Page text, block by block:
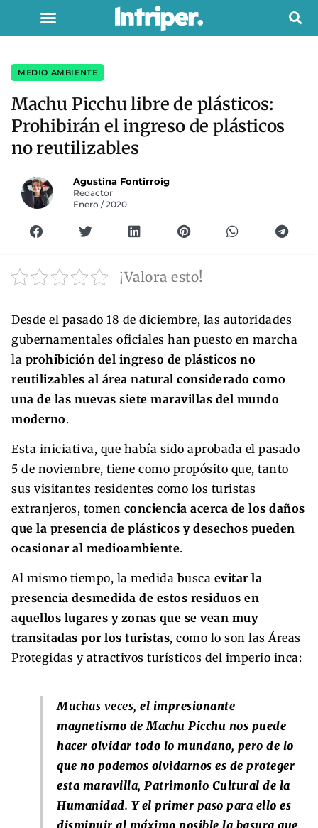
MEDIO AMBIENTE
Machu Picchu libre de plásticos:
Prohibirán el ingreso de plásticos
no reutilizables
Agustina Fontirroig
Redactor
Enero / 2020
¡Valora esto!
Desde el pasado 18 de diciembre, las autoridades
gubernamentales oficiales han puesto en marcha
la prohibición del ingreso de plásticos no
reutilizables al área natural considerado como
una de las nuevas siete maravillas del mundo
moderno.
Esta iniciativa, que había sido aprobada el pasado
5 de noviembre, tiene como propósito que, tanto
sus visitantes residentes como los turistas
extranjeros, tomen conciencia acerca de los daños
que la presencia de plásticos y desechos pueden
ocasionar al medioambiente.
Al mismo tiempo, la medida busca evitar la
presencia desmedida de estos residuos en
aquellos lugares y zonas que se vean muy
transitadas por los turistas, como lo son las Áreas
Protegidas y atractivos turísticos del imperio inca:
Muchas veces, el impresionante
magnetismo de Machu Picchu nos puede
hacer olvidar todo lo mundano, pero de lo
que no podemos olvidarnos es de proteger
esta maravilla, Patrimonio Cultural de la
Humanidad. Y el primer paso para ello es
disminuir al máximo posible la basura que